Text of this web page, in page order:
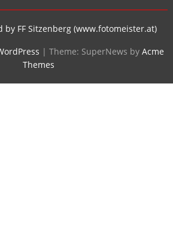
by FF Sitzenberg (www.fotomeister.at)
| Theme: SuperNews by Acme
Themes